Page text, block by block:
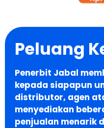
Peluang
Penerbit Jabal
kepada siapapun
distributor, agen
menyediakan
penjualan menarik